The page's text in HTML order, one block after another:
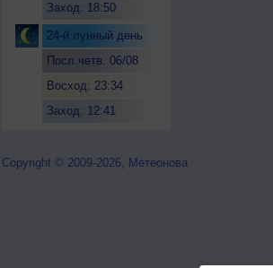
Заход: 18:50
24-й лунный день
Посл.четв. 06/08
Восход: 23:34
Заход: 12:41
Copyright © 2009-2026, Метеонова